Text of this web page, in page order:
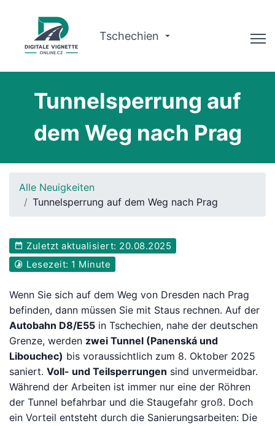
Tschechien
Gültigkeit prüfen
Warum wir?
Routenplaner
Deutsch
Tunnelsperrung auf
dem Weg nach Prag
Alle Neuigkeiten
Tunnelsperrung auf dem Weg nach Prag
Zuletzt aktualisiert: 20.08.2025
Lesezeit: 1 Minute
Wenn Sie sich auf dem Weg von Dresden nach Prag
befinden, dann müssen Sie mit Staus rechnen. Auf der
Autobahn D8/E55 in Tschechien, nahe der deutschen
Grenze, werden zwei Tunnel (Panenská und
Libouchec) bis voraussichtlich zum 8. Oktober 2025
saniert. Voll- und Teilsperrungen sind unvermeidbar.
Während der Arbeiten ist immer nur eine der Röhren
der Tunnel befahrbar und die Staugefahr groß. Doch
ein Vorteil entsteht durch die Sanierungsarbeiten: Die